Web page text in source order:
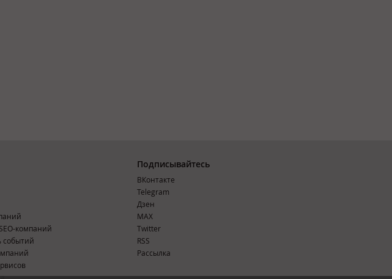
компаний
событий
Подписывайтесь
ВКонтакте
Telegram
Дзен
MAX
Тwitter
RSS
Рассылка